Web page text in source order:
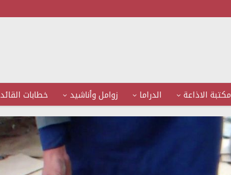
مكتبة الاذاعة الدراما زوامل وأناشيد خطابات القائد